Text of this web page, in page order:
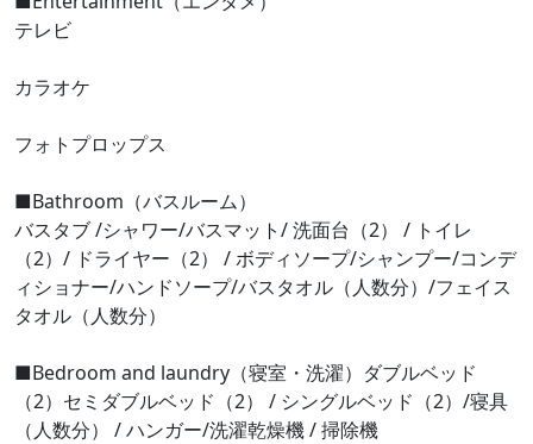
テレビ
カラオケ
フォトプロップス
■Bathroom（バスルーム）
バスタブ /シャワー/バスマット/ 洗面台（2） / トイレ
（2）/ ドライヤー（2） / ボディソープ/シャンプー/コンデ
ィショナー/ハンドソープ/バスタオル（人数分）/フェイス
タオル（人数分）
■Bedroom and laundry（寝室・洗濯）ダブルベッド
（2）セミダブルベッド（2） / シングルベッド（2）/寝具
（人数分） / ハンガー/洗濯乾燥機 / 掃除機